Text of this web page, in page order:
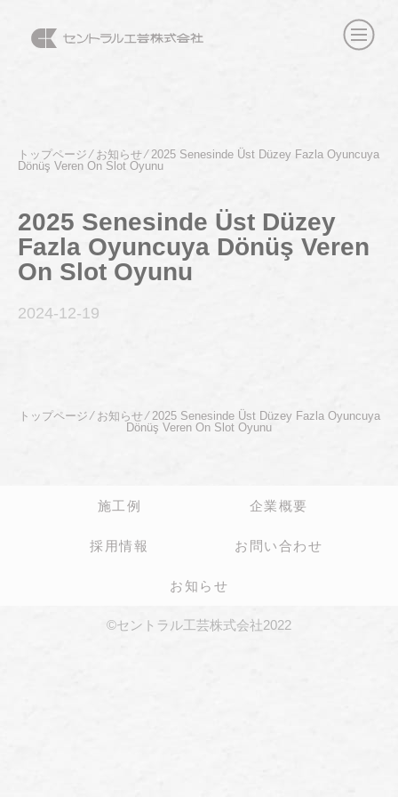
トップページ⁄ お知らせ⁄2025 Senesinde Üst Düzey Fazla Oyuncuya
Dönüş Veren On Slot Oyunu
2025 Senesinde Üst Düzey
Fazla Oyuncuya Dönüş Veren
On Slot Oyunu
2024-12-19
トップページ ⁄ お知らせ⁄ 2025 Senesinde Üst Düzey Fazla Oyuncuya
Dönüş Veren On Slot Oyunu
施工例 企業概要
採用情報 お問い合わせ
お知らせ
©セントラル工芸株式会社2022